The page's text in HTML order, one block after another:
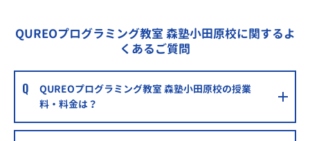
QUREOプログラミング教室 森塾小田原校に関するよ
くあるご質問
QUREOプログラミング教室 森塾小田原校の授業
料・料金は？